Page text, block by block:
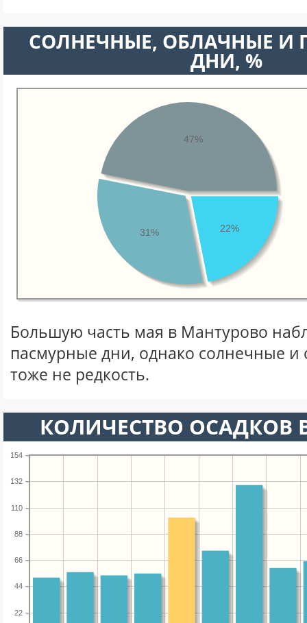
CОЛНЕЧНЫЕ, ОБЛАЧНЫЕ И
ДНИ, %
22%
31%
47%
Большую часть мая в Мантурово
пасмурные дни, однако солнечные
тоже не редкость.
КОЛИЧЕСТВО ОСАДКОВ
22
44
66
88
110
132
154